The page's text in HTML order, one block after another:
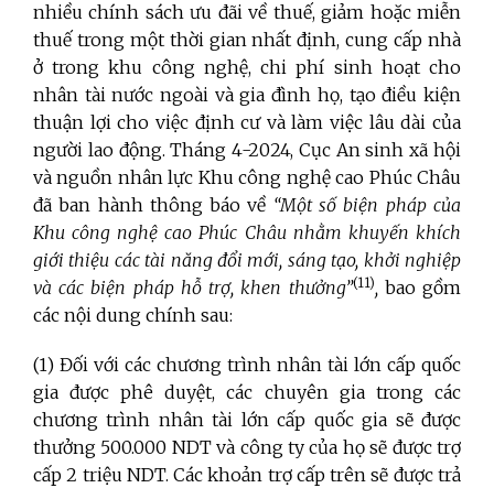
nhiều chính sách ưu đãi về thuế, giảm hoặc miễn
thuế trong một thời gian nhất định, cung cấp nhà
ở trong khu công nghệ, chi phí sinh hoạt cho
nhân tài nước ngoài và gia đình họ, tạo điều kiện
thuận lợi cho việc định cư và làm việc lâu dài của
người lao động. Tháng 4-2024, Cục An sinh xã hội
và nguồn nhân lực Khu công nghệ cao Phúc Châu
đã ban hành thông báo về “Một số biện pháp của
Khu công nghệ cao Phúc Châu nhằm khuyến khích
giới thiệu các tài năng đổi mới, sáng tạo, khởi nghiệp
và các biện pháp hỗ trợ, khen thưởng”(11),bao gồm
các nội dung chính sau:
(1) Đối với các chương trình nhân tài lớn cấp quốc
gia được phê duyệt, các chuyên gia trong các
chương trình nhân tài lớn cấp quốc gia sẽ được
thưởng 500.000 NDT và công ty của họ sẽ được trợ
cấp 2 triệu NDT. Các khoản trợ cấp trên sẽ được trả